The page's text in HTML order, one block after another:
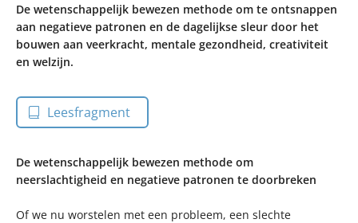
De wetenschappelijk bewezen methode om te ontsnappen
aan negatieve patronen en de dagelijkse sleur door het
bouwen aan veerkracht, mentale gezondheid, creativiteit
en welzijn.
Leesfragment
De wetenschappelijk bewezen methode om
neerslachtigheid en negatieve patronen te doorbreken
Of we nu worstelen met een probleem, een slechte